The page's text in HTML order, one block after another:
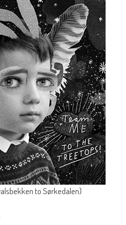
to Sørkedalen)